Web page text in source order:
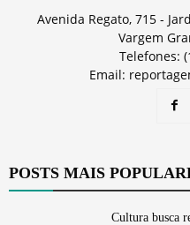
Avenida Regato, 715 -
Vargem
Telefones:
Email:
POSTS MAIS
Cultura busca